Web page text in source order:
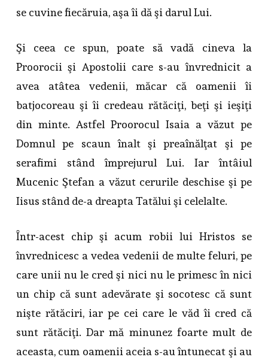
se cuvine fiecăruia, aşa îi dă şi darul Lui.
Şi ceea ce spun, poate să vadă cineva la
Proorocii şi Apostolii care s-au învrednicit a
avea atâtea vedenii, măcar că oamenii îi
batjocoreau şi îi credeau rătăciţi, beţi şi ieşiţi
din minte. Astfel Proorocul Isaia a văzut pe
Domnul pe scaun înalt şi preaînălţat şi pe
serafimi stând împrejurul Lui. Iar întâiul
Mucenic Ştefan a văzut cerurile deschise şi pe
Iisus stând de-a dreapta Tatălui şi celelalte.
Într-acest chip şi acum robii lui Hristos se
învrednicesc a vedea vedenii de multe feluri, pe
care unii nu le cred şi nici nu le primesc în nici
un chip că sunt adevărate şi socotesc că sunt
nişte rătăciri, iar pe cei care le văd îi cred că
sunt rătăciţi. Dar mă minunez foarte mult de
aceasta, cum oamenii aceia s-au întunecat şi au